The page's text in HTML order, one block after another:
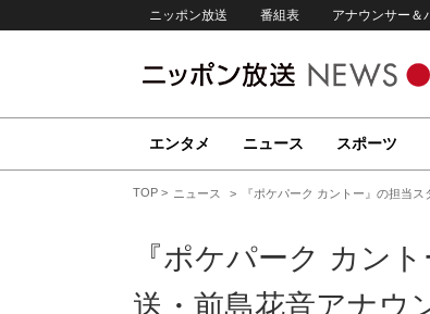
ニッポン放送 番組表 アナウンサー＆
エンタメ ニュース スポーツ
TOP ニュース 『ポケパーク カントー』の担当
『ポケパーク カン
送・前島花音アナウ